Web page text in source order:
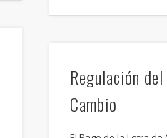
Regulación
Cambio